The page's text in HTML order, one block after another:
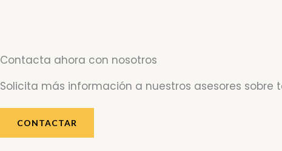
Contacta ahora con nosotros
Solicita más información a nuestros asesores sobre
CONTACTAR